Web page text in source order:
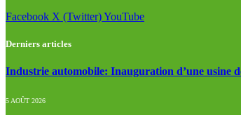
Facebook X (Twitter)YouTube
Derniers articles
Industrie automobile: Inauguration d’une usine
5 AOÛT 2026